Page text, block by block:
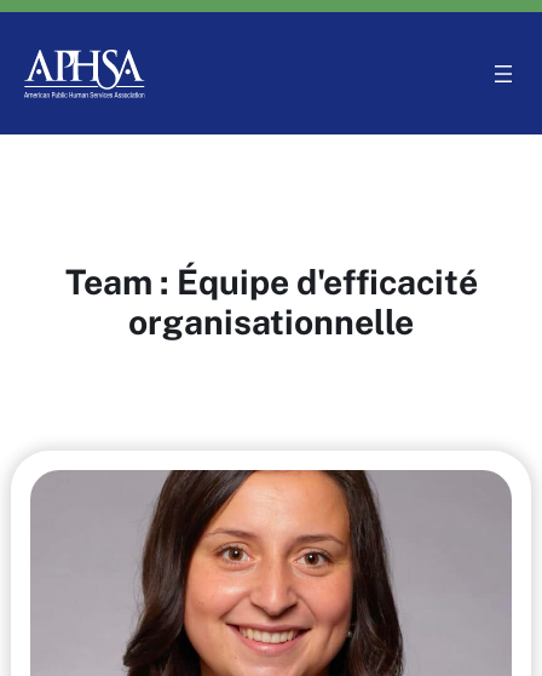
Aller
contenu
Team : Équipe d'efficacité
organisationnelle